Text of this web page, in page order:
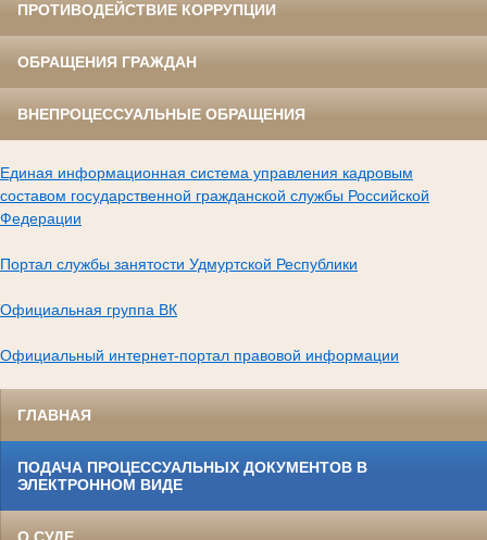
ПРОТИВОДЕЙСТВИЕ КОРРУПЦИИ
ОБРАЩЕНИЯ ГРАЖДАН
ВНЕПРОЦЕССУАЛЬНЫЕ ОБРАЩЕНИЯ
Единая информационная система управления кадровым
составом государственной гражданской службы Российской
Федерации
Портал службы занятости Удмуртской Республики
Официальная группа ВК
Официальный интернет-портал правовой информации
ГЛАВНАЯ
ПОДАЧА ПРОЦЕССУАЛЬНЫХ ДОКУМЕНТОВ В
ЭЛЕКТРОННОМ ВИДЕ